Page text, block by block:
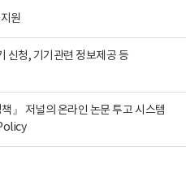
원
신청, 기기관련 정보제공 등
』 저널의 온라인 논문 투고 시스템